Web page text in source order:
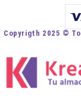
Copyrigth 2025 ©